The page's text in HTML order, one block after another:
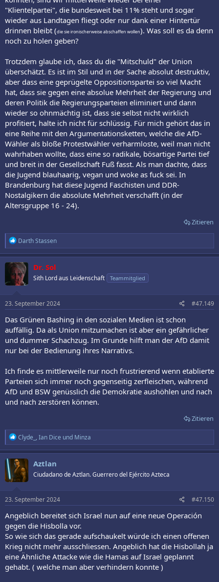
"Klientelpartei", die bundesweit bei 11% steht und sogar
wieder aus Landtagen fliegt oder nur dank einer Hintertür
drinnen bleibt (die sie ironischerweise abschaffen wollen). Was soll es da denn
noch zu holen geben?
Trotzdem glaube ich, dass du die "Mitschuld" der Union
überschätzt. Es ist im Stil und in der Sache absolut destruktiv,
aber dass eine geprügelte Oppositionspartei so viel Macht
hat, dass sie gegen eine absolue Mehrheit der Regierung und
deren Politik die Regierungsparteien eliminiert und dann
wieder so ohnmächtig ist, dass sie selbst nicht wirklich
profitiert, halte ich nicht für schlüssig. Für mich gehört das in
eine Reihe mit den Argumentationsketten, welche die AfD-
Wähler als bloße Protestwähler verharmloste, weil man nicht
wahrhaben wollte, dass eine so radikale, bösartige Partei tief
und breit in der Gesellschaft Fuß fasst. Als man dachte, dass
die Jugend blauhaarig, vegan und woke as fuck sei. In
Brandenburg hat diese Jugend Faschisten und DDR-
Nostalgikern die absolute Mehrheit verschafft (in der
Altersgruppe 16 - 24).
Zitieren
R
e
a
k
t
i
o
e
n
Darth Stassen
Dr. Sol
Sith Lord aus Leidenschaft Teammitglied
23. September 2024 #47.149
Das Grünen Bashing in den sozialen Medien ist schon
auffällig. Da als Union mitzumachen ist aber ein gefährlicher
und dummer Schachzug. Im Grunde hilft man der AfD damit
nur bei der Bedienung ihres Narrativs.
Ich finde es mittlerweile nur noch frustrierend wenn etablierte
Parteien sich immer noch gegenseitig zerfleischen, während
AfD und BSW genüsslich die Demokratie aushöhlen und nach
und nach zerstören können.
Zitieren
R
e
a
k
t
i
o
e
n
:
Clyde_ , Ian Dice und Minza
Aztlan
Ciudadano de Aztlan. Guerrero del Ejército Azteca
23. September 2024 #47.150
Angeblich bereitet sich Israel nun auf eine neue Operación
gegen die Hisbolla vor.
So wie sich das gerade aufschaukelt würde ich einen offenen
Krieg nicht mehr ausschliessen. Angeblich hat die Hisbollah ja
eine Ähnliche Attacke wie die Hamas auf Israel geplannt
gehabt. ( welche man aber verhindern konnte )